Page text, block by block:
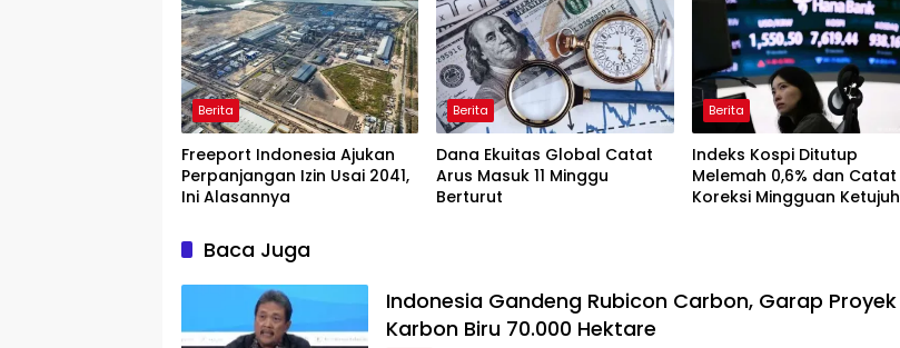
Berita
Freeport Indonesia Ajukan
Perpanjangan Izin Usai 2041,
Ini Alasannya
Berita
Dana Ekuitas Global Catat
Arus Masuk 11 Minggu
Berturut
Berita
Indeks Kospi Ditutup
Melemah 0,6% dan Catat
Koreksi Mingguan Ketujuh
Baca Juga
Indonesia Gandeng Rubicon Carbon, Garap Proyek
Karbon Biru 70.000 Hektare